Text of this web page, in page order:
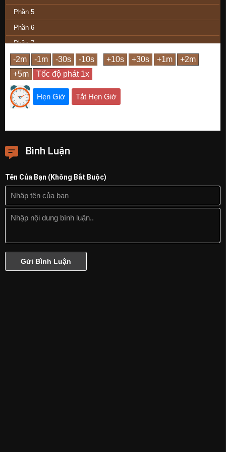
Phần 5
Phần 6
Phần 7
Phần 8
Phần 9
Phần 10
Phần 11
Hẹn Giờ Tắt Hẹn Giờ
Bình Luận
Tên Của Bạn (Không Bắt Buộc)